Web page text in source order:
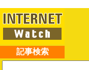
記事検索